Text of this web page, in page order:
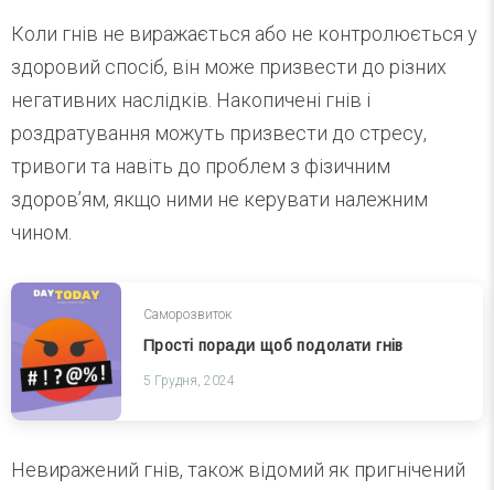
Коли гнів не виражається або не контролюється у
здоровий спосіб, він може призвести до різних
негативних наслідків. Накопичені гнів і
роздратування можуть призвести до стресу,
тривоги та навіть до проблем з фізичним
здоров’ям, якщо ними не керувати належним
чином.
Саморозвиток
Прості поради щоб подолати гнів
5 Грудня, 2024
Невиражений гнів, також відомий як пригнічений